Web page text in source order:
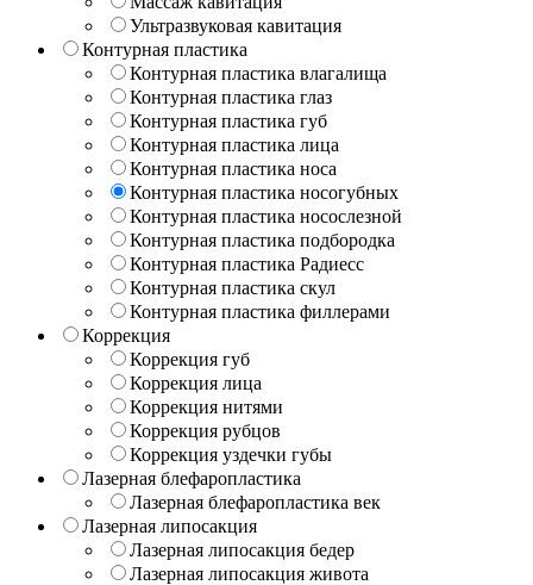
Ультразвуковая кавитация
Контурная пластика
Контурная пластика влагалища
Контурная пластика глаз
Контурная пластика губ
Контурная пластика лица
Контурная пластика носа
Контурная пластика носогубных
Контурная пластика носослезной
Контурная пластика подбородка
Контурная пластика Радиесс
Контурная пластика скул
Контурная пластика филлерами
Коррекция
Коррекция губ
Коррекция лица
Коррекция нитями
Коррекция рубцов
Коррекция уздечки губы
Лазерная блефаропластика
Лазерная блефаропластика век
Лазерная липосакция
Лазерная липосакция бедер
Лазерная липосакция живота